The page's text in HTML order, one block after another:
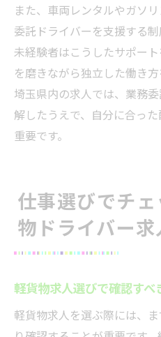
また、車両レンタルやガソ
委託ドライバーを支援する制
未経験者はこうしたサポー
を磨きながら独立した働き
埼玉県内の求人では、業務
解したうえで、自分に合っ
重要です。
仕事選びでチ
物ドライバー求
軽貨物求人選びで確認すべ
軽貨物求人を選ぶ際には、